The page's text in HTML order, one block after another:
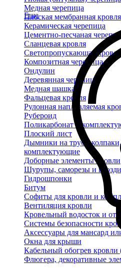
Медная черепица
Плоская мембранная кровля
Керамическая черепица
Цементно-песчаная черепица
Сланцевая кровля
Светопропускающая кровля
Композитная черепица
Ондулин
Деревянная черепица
Медная шашка
Фальцевая кровля
Рулонная наплавляемая
Рубероид
Поликарбонат и
Плоский лист
Дымники на трубу, колпаки,
комплектующие
Доборные элементы кровли
Шурупы, саморезы и гвозди
Гидрошпонки
Битум
Софиты для кровли и
Вентиляция кровли
Кровельный водосток и
Системы безопасности
Аксессуары для мансард
Окна для крыши
Кабельный обогрев кровли
Флюгера, декоративные
Еще